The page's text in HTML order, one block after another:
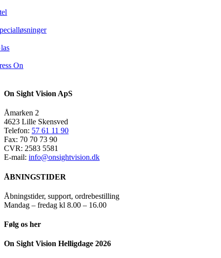
On
On Sight Vision ApS
Åmarken 2
4623 Lille Skensved
Telefon: 57 61 11 90
Fax: 70 70 73 90
CVR: 2583 5581
E-mail: info@onsightvision.dk
ÅBNINGSTIDER
Åbningstider, support, ordrebestilling
Mandag – fredag kl 8.00 – 16.00
Følg os her
On Sight Vision Helligdage 2026